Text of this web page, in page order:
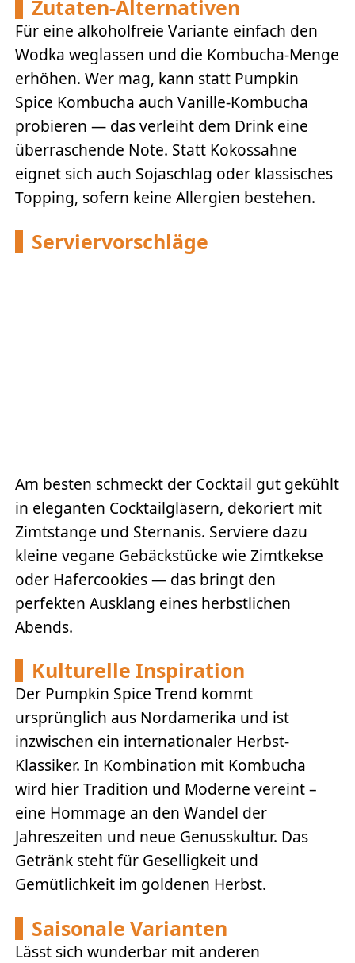
Zutaten-Alternativen
Für eine alkoholfreie Variante einfach den
Wodka weglassen und die Kombucha-Menge
erhöhen. Wer mag, kann statt Pumpkin
Spice Kombucha auch Vanille-Kombucha
probieren — das verleiht dem Drink eine
überraschende Note. Statt Kokossahne
eignet sich auch Sojaschlag oder klassisches
Topping, sofern keine Allergien bestehen.
Serviervorschläge
Am besten schmeckt der Cocktail gut gekühlt
in eleganten Cocktailgläsern, dekoriert mit
Zimtstange und Sternanis. Serviere dazu
kleine vegane Gebäckstücke wie Zimtkekse
oder Hafercookies — das bringt den
perfekten Ausklang eines herbstlichen
Abends.
Kulturelle Inspiration
Der Pumpkin Spice Trend kommt
ursprünglich aus Nordamerika und ist
inzwischen ein internationaler Herbst-
Klassiker. In Kombination mit Kombucha
wird hier Tradition und Moderne vereint –
eine Hommage an den Wandel der
Jahreszeiten und neue Genusskultur. Das
Getränk steht für Geselligkeit und
Gemütlichkeit im goldenen Herbst.
Saisonale Varianten
Lässt sich wunderbar mit anderen